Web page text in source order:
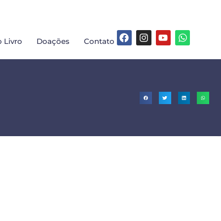
Livro Doações Contato